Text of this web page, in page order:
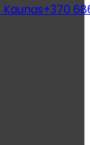
Kaunas+370